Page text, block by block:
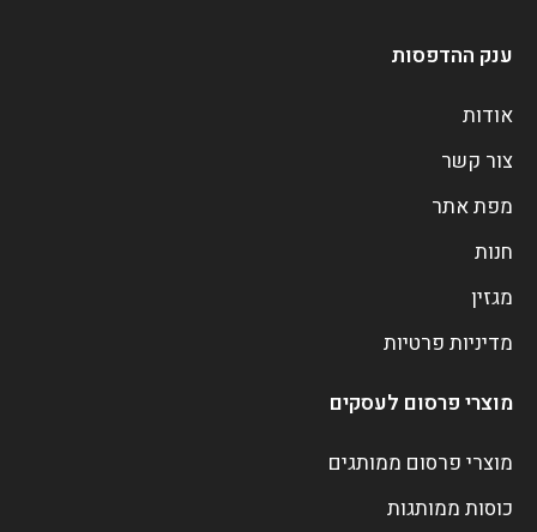
ענק ההדפסות
אודות
צור קשר
מפת אתר
חנות
מגזין
מדיניות פרטיות
מוצרי פרסום לעסקים
מוצרי פרסום ממותגים
כוסות ממותגות